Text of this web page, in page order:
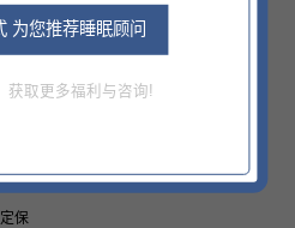
料
智爽®面料
SmarTex®
保
为您推荐睡眠顾问
获取更多福利与咨询!